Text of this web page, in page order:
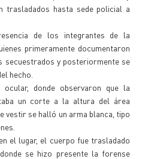
trasladados hasta sede policial a
de los integrantes de la
primeramente documentaron
secuestrados y posteriormente se
hecho.
donde observaron que la
un corte a la altura del área
vestir se halló un arma blanca, tipo
el lugar, el cuerpo fue trasladado
se hizo presente la forense